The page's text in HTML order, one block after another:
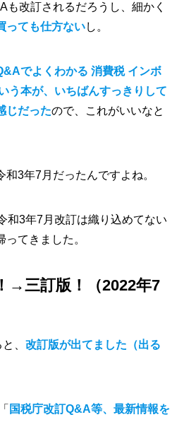
も改訂されるだろうし、細かく
っても仕方ないし。
でよくわかる 消費税 インボ
う本が、いちばんすっきりして
じだったので、これがいいなと
3年7月だったんですよね。
和3年7月改訂は織り込めてない
てきました。
→三訂版！（2022年7
、 改訂版が出てました（出る
国税庁改訂Q&A等、最新情報を